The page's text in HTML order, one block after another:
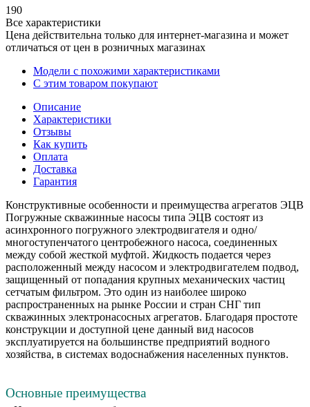
190
Все характеристики
Цена действительна только для интернет-магазина и может
отличаться от цен в розничных магазинах
Модели с похожими характеристиками
С этим товаром покупают
Описание
Характеристики
Отзывы
Как купить
Оплата
Доставка
Гарантия
Конструктивные особенности и преимущества агрегатов ЭЦВ
Погружные скважинные насосы типа ЭЦВ состоят из
асинхронного погружного электродвигателя и одно/
многоступенчатого центробежного насоса, соединенных
между собой жесткой муфтой. Жидкость подается через
расположенный между насосом и электродвигателем подвод,
защищенный от попадания крупных механических частиц
сетчатым фильтром. Это один из наиболее широко
распространенных на рынке России и стран СНГ тип
скважинных электронасосных агрегатов. Благодаря простоте
конструкции и доступной цене данный вид насосов
эксплуатируется на большинстве предприятий водного
хозяйства, в системах водоснабжения населенных пунктов.
Основные преимущества